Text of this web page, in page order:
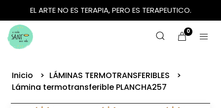
EL ARTE NO ES TERAPIA, PERO ES TERAPEUTICO.
0
Inicio
LÁMINAS TERMOTRANSFERIBLES
Lámina termotransferible PLANCHA257